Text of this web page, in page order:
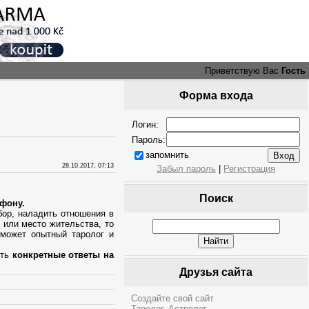
Приветствую Вас Гость
28.10.2017, 07:13
наладить отношения в
место жительства, то
опытный таролог и
конкретные ответы на
Форма входа
Логин:
Пароль:
запомнить
Забыл пароль
Регистрация
Поиск
Друзья сайта
Создайте свой сайт